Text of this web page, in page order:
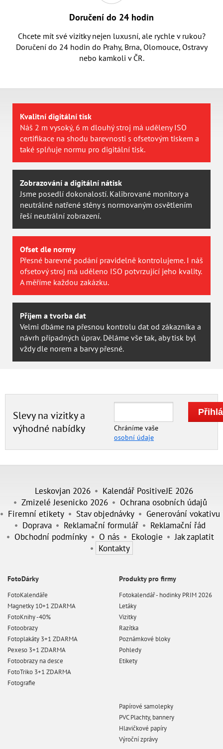
Doručení do 24 hodin
Chcete mít své vizitky nejen luxusní, ale rychle v rukou?
Doručení do 24 hodin do Prahy, Brna, Olomouce, Ostravy
nebo kamkoli v ČR.
Kvalitní digitální tisk
Náš 2 m vysoký, 6 m dlouhý stroj má uděleny ISO
certifikace na shodu barevnosti s ofsetovým tiskem a
také splňuje normu pro digitální tisk.
Zobrazování a digitální nátisk
Jsme posedlí dokonalostí. Kalibrované monitory a
neutrálně natřené stěny s normovaným osvětlením
řeší neutrální zobrazení.
Ofset dle normy
Přesné barevné podání pravidelně kontrolujeme. I náš
ofsetový stroj má uděleno ISO potvrzující jeho kvality.
A měříme každou zakázku.
Příjem a tvorba dat
Velmi dbáme na přesnou kontrolu dat od zákazníka a
návrh případných úprav. Děláme vše tak, aby tisk byl
vždy dle norem a barvy přesné.
Slevy na vizitky a
výhodné nabídky
Chráníme vaše
osobní údaje
Leskovjan 2026
Kalendář PositiveJE 2026
Zmizelé Jesenicko 2026
Ochrana osobních údajů
Firemní etikety
Stav objednávky
Generování vokativu
Doprava
Reklamační formulář
Reklamační řád
Obchodní podmínky
O nás Ekologie
Jak zaplatit
Kontakty
FotoDárky
FotoKalendáře
Magnetky 10+1 ZDARMA
FotoKnihy -40%
Fotoobrazy
Fotoplakáty 3+1 ZDARMA
Pexeso 3+1 ZDARMA
Fotoobrazy na desce
FotoTriko 3+1 ZDARMA
Fotografie
Produkty pro firmy
Fotokalendář - hodinky PRIM 2026
Letáky
Vizitky
Razítka
Poznámkové bloky
Pohledy
Etikety
Papírové samolepky
PVC Plachty, bannery
Hlavičkové papíry
Výroční zprávy
Získejte 200 Kč na vaši objednávku
Nechte si posílat upozornění na akce, slevy a zajímavosti. Stačí
zadat váš mail